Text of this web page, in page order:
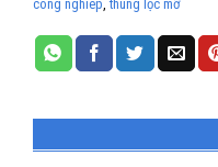
cong nghiep ,thùng lọc mỡ